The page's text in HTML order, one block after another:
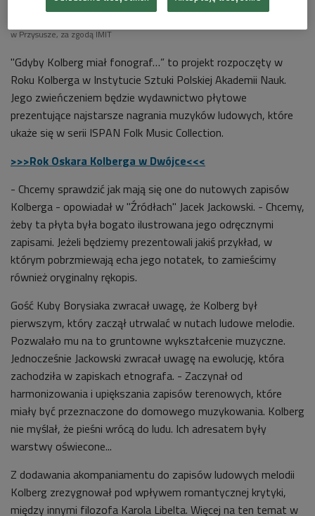
odczytania "Pieśni o Panu Marylskim" ze zbiorów
 29'40 
Premiera albumu "Gdyby Kolberg miał fonograf..." i
podsumowanie cyklu audycji z Jackiem Jackowskim
(Dwójka/Źródła)
 22'39
Jacek Jackowski o fonografie Edisona w służbie
muzyce ludowej (Dwójka/Źródła)
w Przysusze, za zgodą IMIT
"Gdyby Kolberg miał fonograf…” to projekt rozpoczęty w
Roku Kolberga w Instytucie Sztuki Polskiej Akademii Nauk.
Jego zwieńczeniem będzie wydawnictwo płytowe
prezentujące najstarsze nagrania muzyków ludowych, które
ukaże się w serii ISPAN Folk Music Collection.
>>>Rok Oskara Kolberga w Dwójce<<<
- Chcemy sprawdzić jak mają się one do nutowych zapisów
Kolberga - opowiadał w "Źródłach" Jacek Jackowski. - Chcemy,
żeby ta płyta była bogato ilustrowana jego odręcznymi
zapisami. Jeżeli będziemy prezentowali jakiś przykład, w
którym pobrzmiewają echa jego notatek, to zamieścimy
również oryginalny rękopis.
Gość Kuby Borysiaka zwracał uwagę, że Kolberg był
pierwszym, który zaczął utrwalać w nutach ludowe melodie.
Pozwalało mu na to gruntowne wykształcenie muzyczne.
Jednocześnie Jackowski zwracał uwagę na ewolucję, która
zachodziła w zapiskach etnografa. - Zaczynał od
harmonizowania i upiększania zapisów terenowych, które
miały być przeznaczone do domowego muzykowania. Kolberg
nie myślał, że pieśni wrócą do ludu. Ich adresatem były
warstwy oświecone...
Z dodawania akompaniamentu do zapisów ludowych melodii
Kolberg zrezygnował pod wpływem romantycznej krytyki,
między innymi filozofa Karola Libelta. Więcej na ten temat w